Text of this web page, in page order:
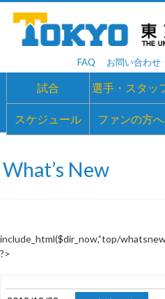
FAQ お問い合わせ
試合 選手・スタッ
スケジュール ファンの方へ
What’s New
include_html($dir_now,”top/
?>